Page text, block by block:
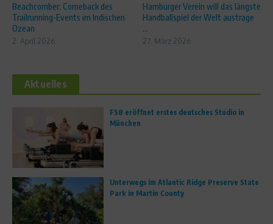
Beachcomber: Comeback des
Trailrunning-Events im Indischen
Ozean
2. April 2026
Hamburger Verein will das längste
Handballspiel der Welt austrage
...
27. März 2026
Aktuelles
FS8 eröffnet erstes deutsches Studio in
München
Unterwegs im Atlantic Ridge Preserve State
Park in Martin County